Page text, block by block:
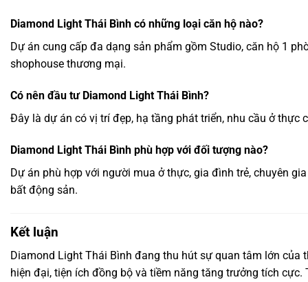
Diamond Light Thái Bình có những loại căn hộ nào?
Dự án cung cấp đa dạng sản phẩm gồm Studio, căn hộ 1
shophouse thương mại.
Có nên đầu tư Diamond Light Thái Bình?
Đây là dự án có vị trí đẹp, hạ tầng phát triển, nhu cầu ở thực
Diamond Light Thái Bình phù hợp với đối tượng nào?
Dự án phù hợp với người mua ở thực, gia đình trẻ, chuyên
bất động sản.
Kết luận
Diamond Light Thái Bình đang thu hút sự quan tâm lớn của
hiện đại, tiện ích đồng bộ và tiềm năng tăng trưởng tích